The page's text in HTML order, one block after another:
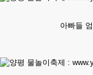
아빠들